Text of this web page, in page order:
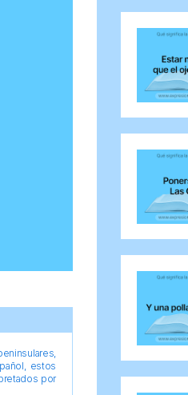
estos
por